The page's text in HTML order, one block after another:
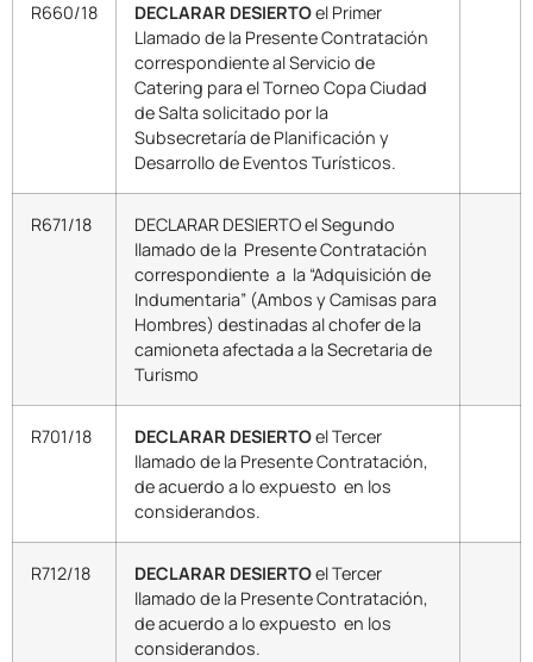
R660/18 DECLARAR DESIERTOel Primer
Llamado de la Presente Contratación
correspondiente al Servicio de
Catering para el Torneo Copa Ciudad
de Salta solicitado por la
Subsecretaría de Planificación y
Desarrollo de Eventos Turísticos.
R671/18
DECLARAR DESIERTO el Segundo
llamado de la Presente Contratación
correspondiente a la “Adquisición de
Indumentaria” (Ambos y Camisas para
Hombres) destinadas al chofer de la
camioneta afectada a la Secretaria de
Turismo
R701/18 DECLARAR DESIERTOel Tercer
llamado de la Presente Contratación,
de acuerdo a lo expuesto en los
considerandos.
R712/18 DECLARAR DESIERTOel Tercer
llamado de la Presente Contratación,
de acuerdo a lo expuesto en los
considerandos.